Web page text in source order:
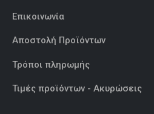
Επικοινωνία
Αποστολή Προϊόντων
Τρόποι πληρωμής
Τιμές προϊόντων - Ακυρώσεις